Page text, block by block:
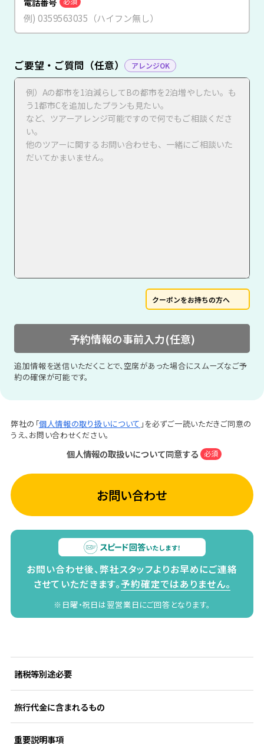
ご要望・ご質問（任意） アレンジOK
クーポンをお持ちの方へ
予約情報の事前入力(任意)
追加情報を送信いただくことで、空席があった場合にスムーズなご予
約の確保が可能です。
弊社の「個人情報の取り扱いについて 」を必ずご一読いただきご同意の
うえ、お問い合わせください。
個人情報の取扱いについて同意する 必須
お問い合わせ
お問い合わせ後、弊社スタッフよりお早めにご連絡
させていただきます。予約確定ではありません。
※日曜・祝日は翌営業日にご回答となります。
諸税等別途必要
旅行代金に含まれるもの
重要説明事項